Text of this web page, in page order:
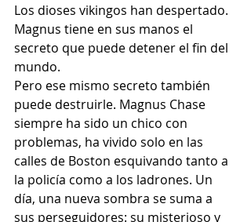
Los dioses vikingos han despertado.
Magnus tiene en sus manos el
secreto que puede detener el fin del
mundo.
Pero ese mismo secreto también
puede destruirle. Magnus Chase
siempre ha sido un chico con
problemas, ha vivido solo en las
calles de Boston esquivando tanto a
la policía como a los ladrones. Un
día, una nueva sombra se suma a
sus perseguidores: su misterioso y